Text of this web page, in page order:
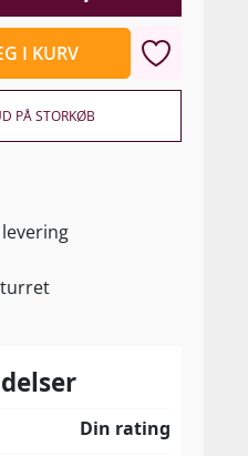
I KURV
PÅ STORKØB
levering
Din rating